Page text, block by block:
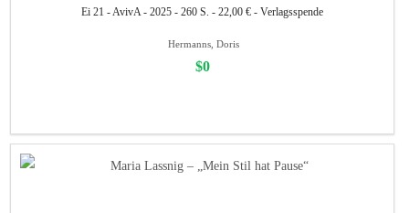
Ei 21 - AvivA - 2025 - 260 S. - 22,00 € - Verlagsspende
Hermanns, Doris
$0